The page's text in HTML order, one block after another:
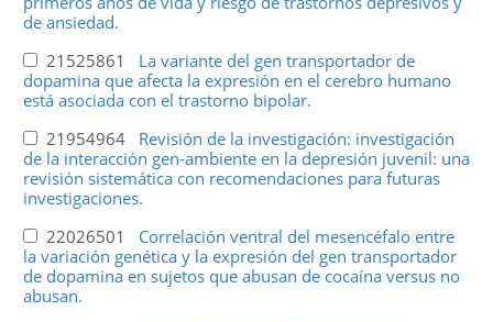
de ansiedad.
21525861 La variante del gen transportador de
dopamina que afecta la expresión en el cerebro humano
está asociada con el trastorno bipolar.
21954964 Revisión de la investigación: investigación
de la interacción gen-ambiente en la depresión juvenil: una
revisión sistemática con recomendaciones para futuras
investigaciones.
22026501 Correlación ventral del mesencéfalo entre
la variación genética y la expresión del gen transportador
de dopamina en sujetos que abusan de cocaína versus no
abusan.